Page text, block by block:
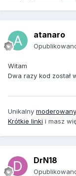
atanaro
Witam
Dwa razy kod został
Unikalny m
Krótkie linki i masz
DrN18